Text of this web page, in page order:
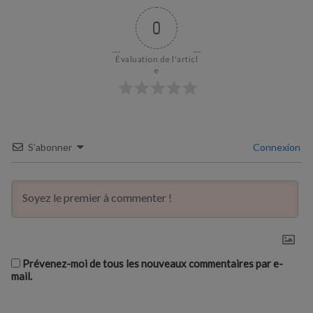
0
Évaluation de l'articl
e
S’abonner Connexion
Prévenez-moi de tous les nouveaux commentaires par e-
mail.